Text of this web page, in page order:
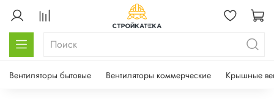
Вентиляторы бытовые Вентиляторы коммерческие Крышные